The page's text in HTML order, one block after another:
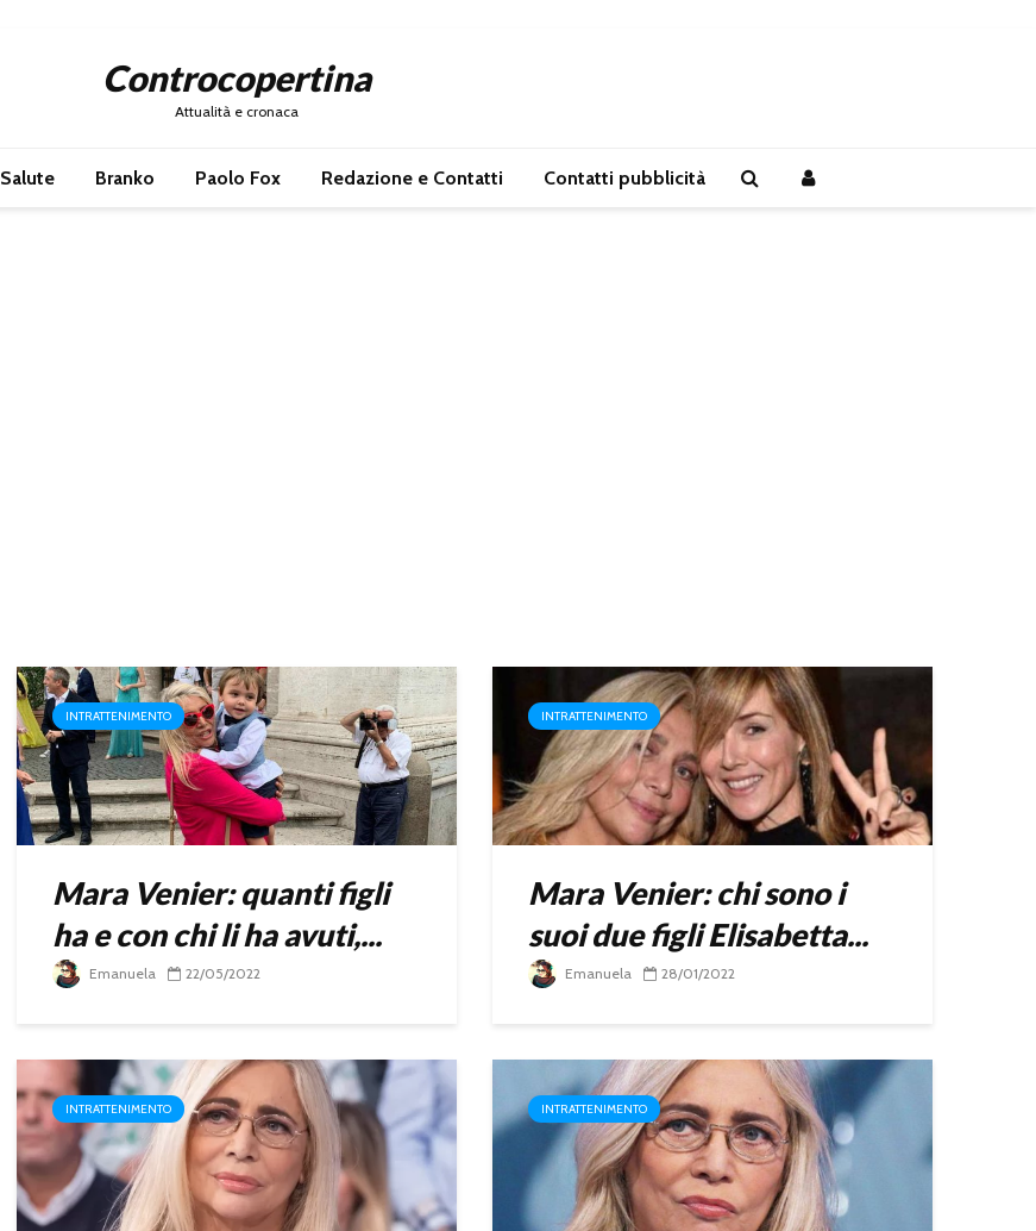
Controcopertina
Attualità e cronaca
Salute Branko Paolo Fox Redazione e Contatti Contatti pubblicità
INTRATTENIMENTO
Mara Venier: quanti figli
ha e con chi li ha avuti,...
Emanuela 22/05/2022
INTRATTENIMENTO
Mara Venier: chi sono i
suoi due figli Elisabetta...
Emanuela 28/01/2022
INTRATTENIMENTO INTRATTENIMENTO